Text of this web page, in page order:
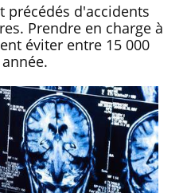
précédés d'accidents
Prendre en charge à
éviter entre 15 000